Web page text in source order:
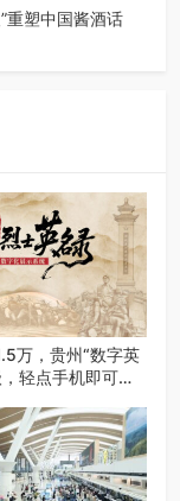
重塑中国酱酒话
万，贵州“数字英
轻点手机即可云